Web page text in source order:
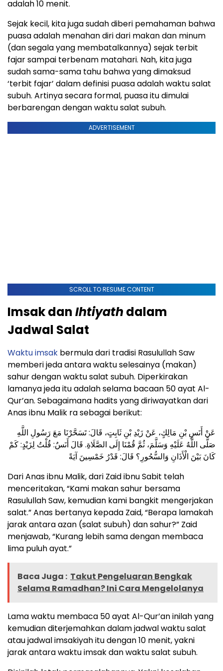
adalah 10 menit.
Sejak kecil, kita juga sudah diberi pemahaman bahwa
puasa adalah menahan diri dari makan dan minum
(dan segala yang membatalkannya) sejak terbit
fajar sampai terbenam matahari. Nah, kita juga
sudah sama-sama tahu bahwa yang dimaksud
‘terbit fajar’ dalam definisi puasa adalah waktu salat
subuh. Artinya secara formal, puasa itu dimulai
berbarengan dengan waktu salat subuh.
ADVERTISEMENT
SCROLL TO RESUME CONTENT
Imsak danIhtiyathdalam
Jadwal Salat
Waktu imsak bermula dari tradisi Rasulullah Saw
memberi jeda antara waktu selesainya (makan)
sahur dengan waktu salat subuh. Diperkirakan
lamanya jeda itu adalah selama bacaan 50 ayat Al-
Qur’an. Sebagaimana hadits yang diriwayatkan dari
Anas ibnu Malik ra sebagai berikut:
عَنْ أَنَسِ بْنِ مَالِكٍ، عَنْ زَيْدِ بْنِ ثَابِتٍ، قَالَ: تَسَحَّرْنَا مَعَ رَسُولِ اللَّهِ
صَلَّى اللَّهُ عَلَيْهِ وَسَلَّمَ، ثُمَّ قُمْنَا إِلَى الصَّلَاةِ. قَالَ أَنَسٌ: قُلْتُ لِزَيْدٍ: كَمْ
كَانَ بَيْنَ الْأَذَانِ وَالسُّحُورِ؟ قَالَ: قَدْرُ خَمْسِينَ آيَةً
Dari Anas ibnu Malik, dari Zaid ibnu Sabit telah
menceritakan, “Kami makan sahur bersama
Rasulullah Saw, kemudian kami bangkit mengerjakan
salat.” Anas bertanya kepada Zaid, “Berapa lamakah
jarak antara azan (salat subuh) dan sahur?” Zaid
menjawab, “Kurang lebih sama dengan membaca
lima puluh ayat.”
Baca Juga : Takut Pengeluaran Bengkak
Selama Ramadhan? Ini Cara Mengelolanya
Lama waktu membaca 50 ayat Al-Qur’an inilah yang
kemudian diterjemahkan dalam jadwal waktu salat
atau jadwal imsakiyah itu dengan 10 menit, yakni
jarak antara waktu imsak dan waktu salat subuh.